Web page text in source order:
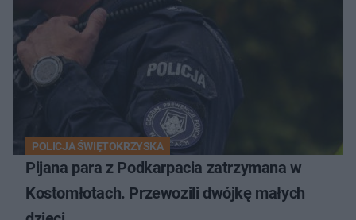
POLICJA ŚWIĘTOKRZYSKA
Pijana para z Podkarpacia zatrzymana w
Kostomłotach. Przewozili dwójkę małych